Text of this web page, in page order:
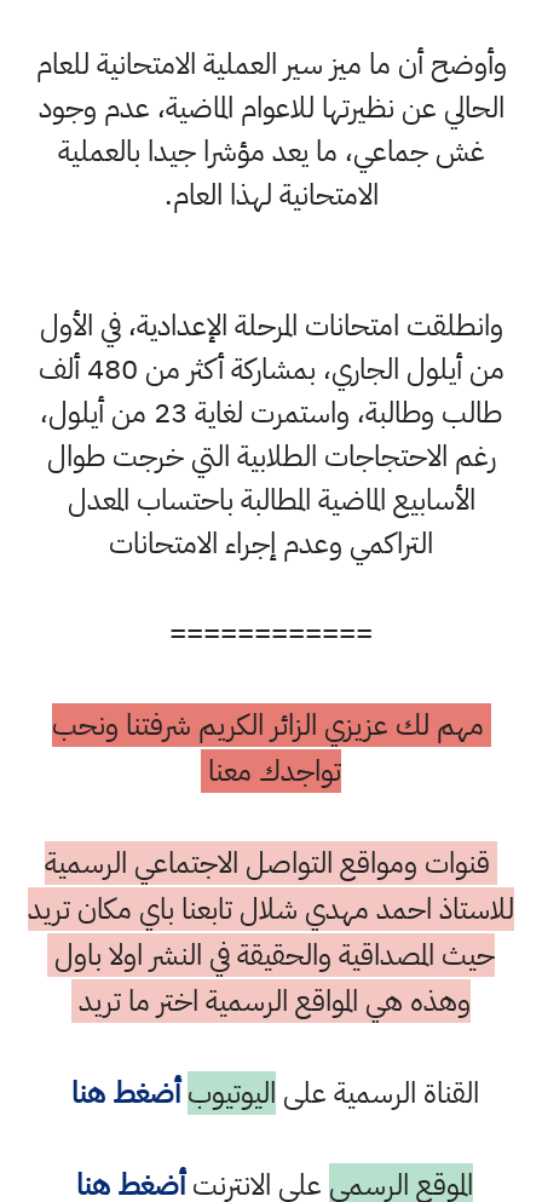
وأوضح أن ما ميز سير العملية الامتحانية للعام
الحالي عن نظيرتها للاعوام الماضية، عدم وجود
غش جماعي، ما يعد مؤشرا جيدا بالعملية
الامتحانية لهذا العام.
وانطلقت امتحانات المرحلة الإعدادية، في الأول
من أيلول الجاري، بمشاركة أكثر من 480 ألف
طالب وطالبة، واستمرت لغاية 23 من أيلول،
رغم الاحتجاجات الطلابية التي خرجت طوال
الأسابيع الماضية المطالبة باحتساب المعدل
التراكمي وعدم إجراء الامتحانات
============
مهم لك عزيزي الزائر الكريم شرفتنا ونحب
تواجدك معنا
قنوات ومواقع التواصل الاجتماعي الرسمية
للاستاذ احمد مهدي شلال تابعنا باي مكان تريد
حيث المصداقية والحقيقة في النشر اولا باول
وهذه هي المواقع الرسمية اختر ما تريد
القناة الرسمية على اليوتيوب أضغط هنا
الموقع الرسمي على الانترنتأضغط هنا